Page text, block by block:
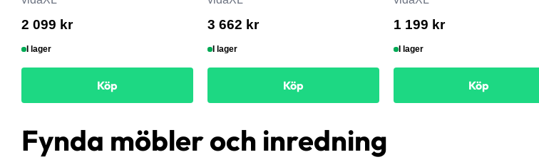
2 099 kr
I lager
Köp
3 662 kr
I lager
Köp
1 199 kr
I lager
Köp
Fynda möbler och inredning